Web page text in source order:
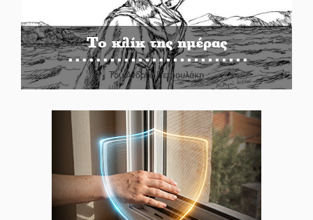
Το κλίκ της ημέρας
Του Ανδρέα Πετρουλάκη